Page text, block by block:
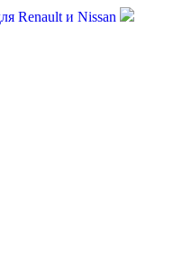
Renault и Nissan